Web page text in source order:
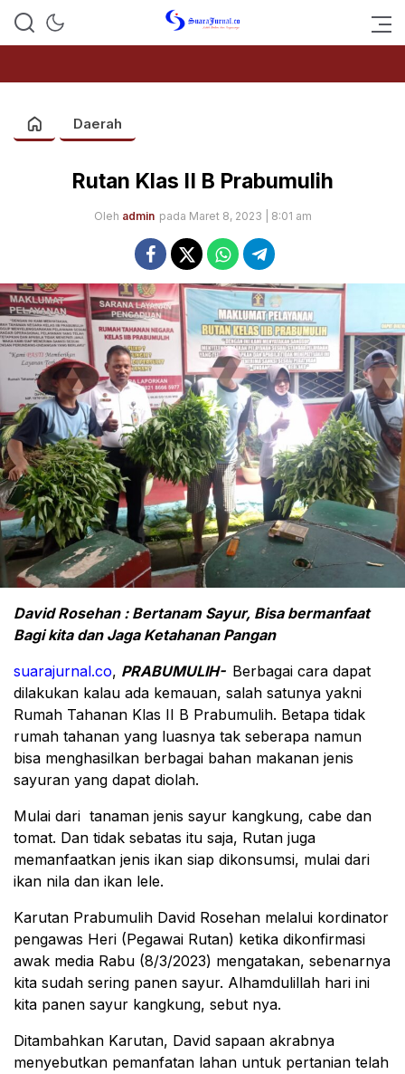
SUARAJURNAL.CO
Daerah
Rutan Klas II B Prabumulih
Oleh admin pada Maret 8, 2023 | 8:01 am
David Rosehan : Bertanam Sayur, Bisa bermanfaat
Bagi kita dan Jaga Ketahanan Pangan
suarajurnal.co, PRABUMULIH- Berbagai cara dapat
dilakukan kalau ada kemauan, salah satunya yakni
Rumah Tahanan Klas II B Prabumulih. Betapa tidak
rumah tahanan yang luasnya tak seberapa namun
bisa menghasilkan berbagai bahan makanan jenis
sayuran yang dapat diolah.
Mulai dari tanaman jenis sayur kangkung, cabe dan
tomat. Dan tidak sebatas itu saja, Rutan juga
memanfaatkan jenis ikan siap dikonsumsi, mulai dari
ikan nila dan ikan lele.
Karutan Prabumulih David Rosehan melalui kordinator
pengawas Heri (Pegawai Rutan) ketika dikonfirmasi
awak media Rabu (8/3/2023) mengatakan, sebenarnya
kita sudah sering panen sayur. Alhamdulillah hari ini
kita panen sayur kangkung, sebut nya.
Ditambahkan Karutan, David sapaan akrabnya
menyebutkan pemanfatan lahan untuk pertanian telah